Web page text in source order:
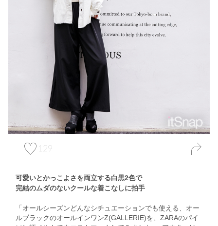
129
可愛いとかっこよさを両立する白黒2色で
完結のムダのないクールな着こなしに拍手
「オールシーズンどんなシチュエーションでも使える、オー
ルブラックのオールインワンZ(GALLERIE)を、ZARAのパイ